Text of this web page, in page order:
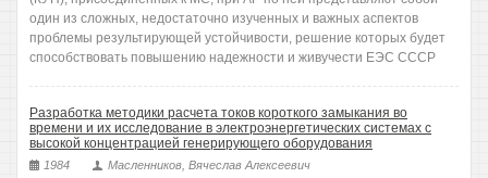
один из сложных, недостаточно изученных и важных аспектов
проблемы результирующей устойчивости, решение которых будет
способствовать повышению надежности и живучести ЕЭС СССР
Разработка методики расчета токов короткого замыкания во
времени и их исследование в электроэнергетических системах с
высокой концентрацией генерирующего оборудования
1984 Масленников, Вячеслав Алексеевич